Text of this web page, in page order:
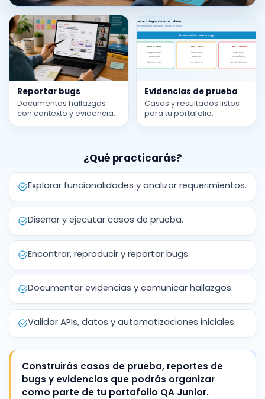
Reportar bugs
Documentas hallazgos
con contexto y evidencia.
Evidencias de prueba
Casos y resultados listos
para tu portafolio.
¿Qué practicarás?
Explorar funcionalidades y analizar requerimientos.
Diseñar y ejecutar casos de prueba.
Encontrar, reproducir y reportar bugs.
Documentar evidencias y comunicar hallazgos.
Validar APIs, datos y automatizaciones iniciales.
Construirás casos de prueba, reportes de
bugs y evidencias que podrás organizar
como parte de tu portafolio QA Junior.